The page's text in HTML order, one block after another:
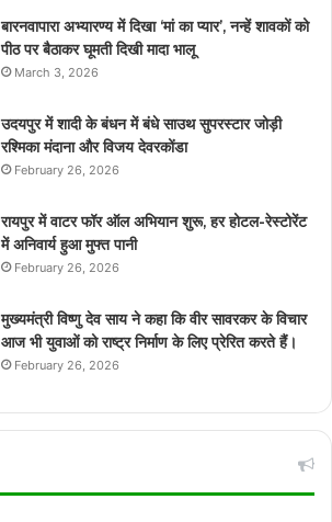
बारनवापारा अभ्यारण्य में दिखा ‘मां का प्यार’, नन्हें शावकों को
पीठ पर बैठाकर घूमती दिखी मादा भालू
March 3, 2026
उदयपुर में शादी के बंधन में बंधे साउथ सुपरस्टार जोड़ी
रश्मिका मंदाना और विजय देवरकोंडा
February 26, 2026
रायपुर में वाटर फॉर ऑल अभियान शुरू, हर होटल-रेस्टोरेंट
में अनिवार्य हुआ मुफ्त पानी
February 26, 2026
मुख्यमंत्री विष्णु देव साय ने कहा कि वीर सावरकर के विचार
आज भी युवाओं को राष्ट्र निर्माण के लिए प्रेरित करते हैं।
February 26, 2026